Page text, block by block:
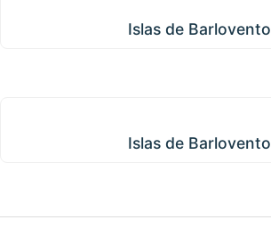
Islas de Barlovento
Islas de Barlovento